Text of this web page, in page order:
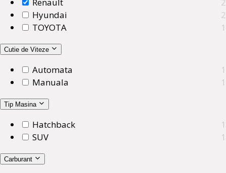
Hyundai
2
TOYOTA
1
Cutie de Viteze
Automata
1
Manuala
1
Tip Masina
Hatchback
1
SUV
1
Carburant